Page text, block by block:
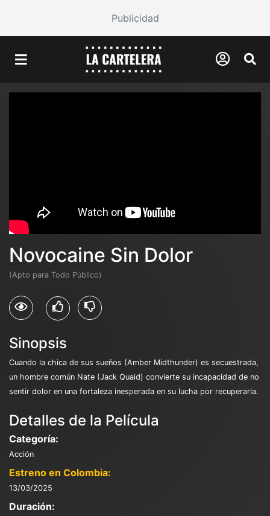
Publicidad
Novocaine Sin Dolor
(Apto para Todo Público)
Sinopsis
Cuando la chica de sus sueños (Amber Midthunder) es secuestrada,
un hombre común Nate (Jack Quaid) convierte su incapacidad de no
sentir dolor en una fortaleza inesperada en su lucha por recuperarla.
Detalles de la Película
Categoría:
Acción
Estreno en Colombia:
13/03/2025
Duración: